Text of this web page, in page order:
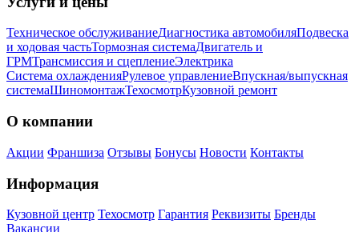
Техническое обслуживаниеДиагностика автомобиляПодвеска
и ходовая частьТормозная системаДвигатель и
ГРМТрансмиссия и сцеплениеЭлектрика
Система охлажденияРулевое управлениеВпускная/выпускная
системаШиномонтажТехосмотрКузовной ремонт
О компании
Акции Франшиза Отзывы Бонусы Новости Контакты
Информация
Кузовной центр Техосмотр Гарантия Реквизиты Бренды
Вакансии